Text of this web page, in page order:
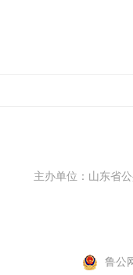
主办单位：山东省
鲁公